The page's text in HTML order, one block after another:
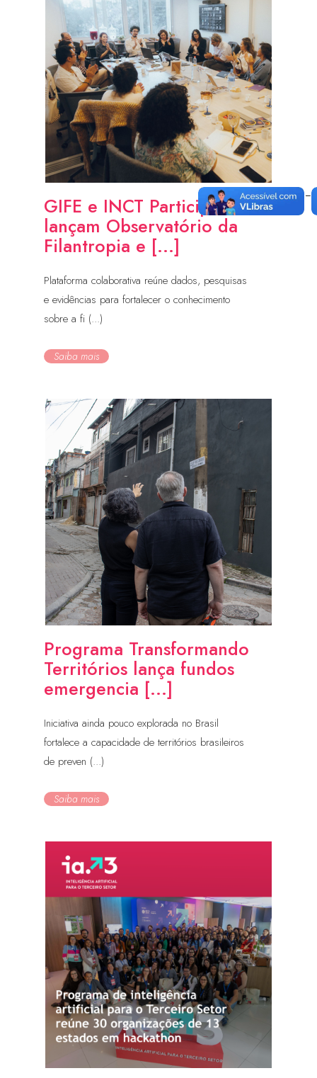
GIFE e INCT Participa
lançam Observatório da
Filantropia e [...]
Plataforma colaborativa reúne dados, pesquisas
e evidências para fortalecer o conhecimento
sobre a fi (...)
Saiba mais
Programa Transformando
Territórios lança fundos
emergencia [...]
Iniciativa ainda pouco explorada no Brasil
fortalece a capacidade de territórios brasileiros
de preven (...)
Saiba mais